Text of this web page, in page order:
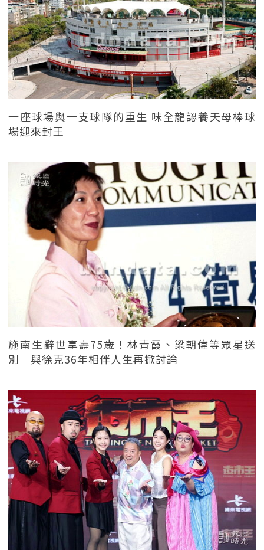
一座球場與一支球隊的重生 味全龍認養天母棒球
場迎來封王
施南生辭世享壽75歲！林青霞、梁朝偉等眾星送
別 與徐克36年相伴人生再掀討論